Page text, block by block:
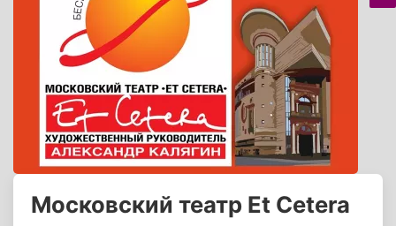
Московский театр Et Cetera